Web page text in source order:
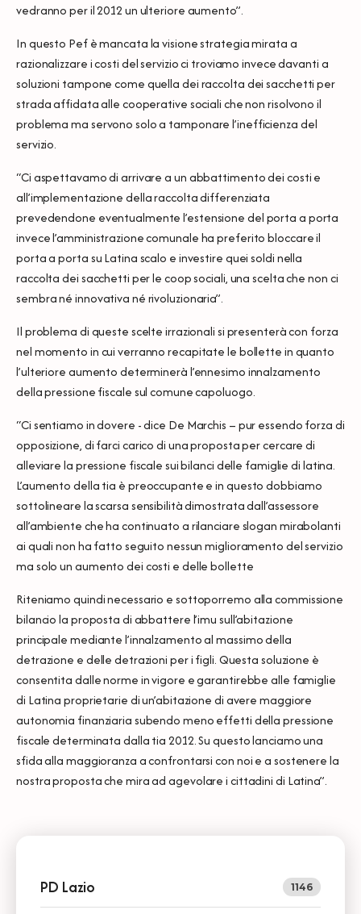
vedranno per il 2012 un ulteriore aumento”.
In questo Pef è mancata la visione strategia mirata a
razionalizzare i costi del servizio ci troviamo invece davanti a
soluzioni tampone come quella dei raccolta dei sacchetti per
strada affidata alle cooperative sociali che non risolvono il
problema ma servono solo a tamponare l’inefficienza del
servizio.
“Ci aspettavamo di arrivare a un abbattimento dei costi e
all’implementazione della raccolta differenziata
prevedendone eventualmente l’estensione del porta a porta
invece l’amministrazione comunale ha preferito bloccare il
porta a porta su Latina scalo e investire quei soldi nella
raccolta dei sacchetti per le coop sociali, una scelta che non ci
sembra né innovativa né rivoluzionaria”.
Il problema di queste scelte irrazionali si presenterà con forza
nel momento in cui verranno recapitate le bollette in quanto
l’ulteriore aumento determinerà l’ennesimo innalzamento
della pressione fiscale sul comune capoluogo.
“Ci sentiamo in dovere - dice De Marchis – pur essendo forza di
opposizione, di farci carico di una proposta per cercare di
alleviare la pressione fiscale sui bilanci delle famiglie di latina.
L’aumento della tia è preoccupante e in questo dobbiamo
sottolineare la scarsa sensibilità dimostrata dall’assessore
all’ambiente che ha continuato a rilanciare slogan mirabolanti
ai quali non ha fatto seguito nessun miglioramento del servizio
ma solo un aumento dei costi e delle bollette
Riteniamo quindi necessario e sottoporremo alla commissione
bilancio la proposta di abbattere l’imu sull’abitazione
principale mediante l’innalzamento al massimo della
detrazione e delle detrazioni per i figli. Questa soluzione è
consentita dalle norme in vigore e garantirebbe alle famiglie
di Latina proprietarie di un’abitazione di avere maggiore
autonomia finanziaria subendo meno effetti della pressione
fiscale determinata dalla tia 2012. Su questo lanciamo una
sfida alla maggioranza a confrontarsi con noi e a sostenere la
nostra proposta che mira ad agevolare i cittadini di Latina”.
PD Lazio 1146